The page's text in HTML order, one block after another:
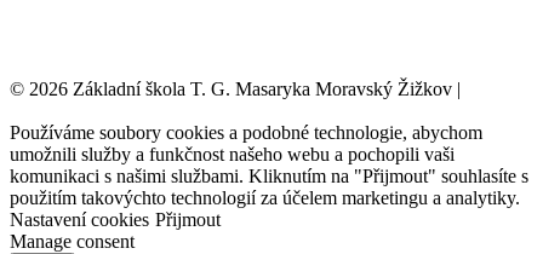
© 2026 Základní škola T. G. Masaryka Moravský Žižkov |
Používáme soubory cookies a podobné technologie, abychom
umožnili služby a funkčnost našeho webu a pochopili vaši
komunikaci s našimi službami. Kliknutím na "Přijmout" souhlasíte s
použitím takovýchto technologií za účelem marketingu a analytiky.
Nastavení cookies Přijmout
Manage consent